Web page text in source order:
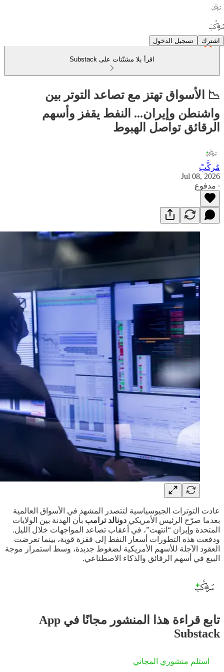
اشترك تسجيل الدخول
اقرأ بلا مشتّتات على Substack
📉 الأسواق تهتز مع تصاعد التوتر بين
واشنطن وإيران... النفط يقفز وأسهم
الرقائق تواصل الهبوط
مٌركَّبْ
Jul 08, 2026
∙ مدفوع
عادت التوترات الجيوسياسية لتتصدر المشهد في الأسواق العالمية
بعدما صرّح الرئيس الأمريكي دونالد ترامب بأن الهدنة بين الولايات
المتحدة وإيران “انتهت”، في أعقاب تصاعد المواجهات خلال الليل.
ودفعت هذه التطورات أسعار النفط إلى قفزة قوية، بينما تعرضت
العقود الآجلة للأسهم الأمريكية لضغوط جديدة، وسط استمرار موجة
البيع في أسهم الرقائق والذكاء الاصطناعي.
تابع قراءة هذا المنشور مجانًا في App
Substack
استلم منشوري المجاني